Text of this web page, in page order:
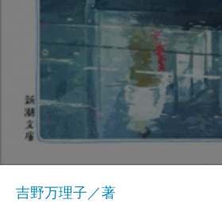
吉野万理子／著